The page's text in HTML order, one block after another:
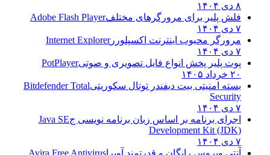
۸ دی ۱۴۰۴
فلش پلیر برای مرورگرهای مختلفAdobe Flash Player
۷ دی ۱۴۰۴
مرورگر محبوب اینترنت اکسپلوررInternet Explorer
۷ دی ۱۴۰۴
پوت پلیر پخش انواع فایل تصویری و صوتیPotPlayer
۲۰ خرداد ۱۴۰۵
بسته امنیتی بیت دیفندر توتال سکوریتیBitdefender Total
Security
۷ دی ۱۴۰۴
اجرای برنامه بر اساس زبان برنامه نویسی جJava SE
Development Kit (JDK)
۷ دی ۱۴۰۴